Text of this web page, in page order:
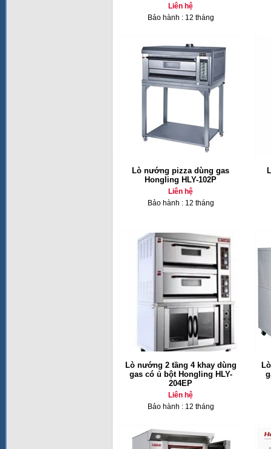
Liên hệ
Bảo hành : 12 tháng
Lò nướng pizza dùng gas
Hongling HLY-102P
Liên hệ
Bảo hành : 12 tháng
Lò nướng 2 tầng 4 khay dùng
gas có ủ bột Hongling HLY-
204EP
Liên hệ
Bảo hành : 12 tháng